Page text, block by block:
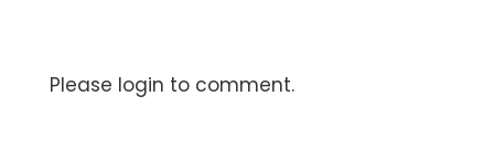
Please login to comment.